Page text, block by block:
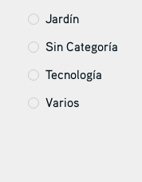
Jardín
Sin Categoría
Tecnología
Varios